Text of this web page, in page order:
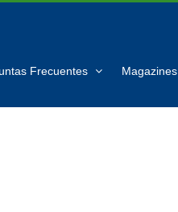
Frecuentes Magazines